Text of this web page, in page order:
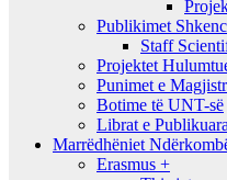
Publikimet
Staff
Projektet
Punimet e
Botime të UNT-së
Librat e Publikuara
Marrëdhëniet
Erasmus +